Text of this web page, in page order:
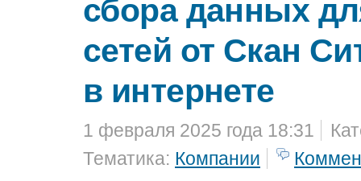
сетей от Скан
в интернете
1 февраля 2025 года 18:31
Тематика: Компании